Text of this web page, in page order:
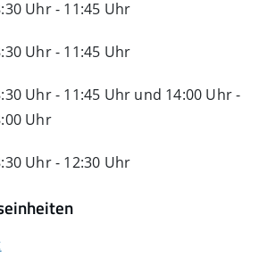
Uhr- 11:45 Uhr
Uhr- 11:45 Uhr
Uhr- 11:45 Uhr und 14:00 Uhr-
Uhr
Uhr- 12:30 Uhr